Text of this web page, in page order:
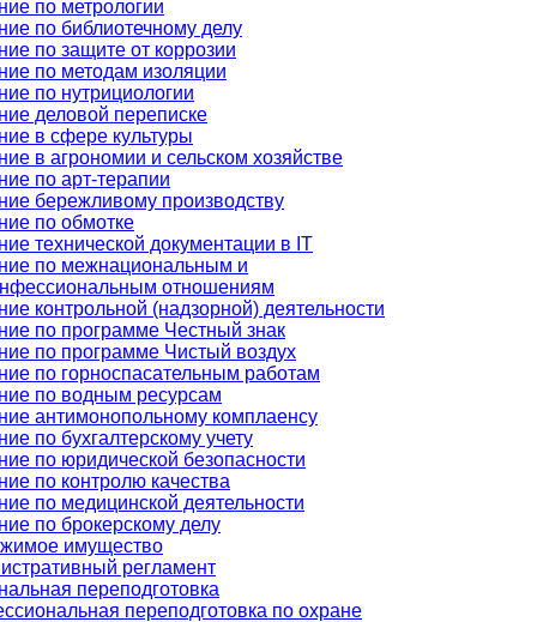
по метрологии
по библиотечному делу
по защите от коррозии
по методам изоляции
по нутрициологии
деловой переписке
в сфере культуры
в агрономии и сельском хозяйстве
по арт-терапии
бережливому производству
по обмотке
технической документации в IT
по межнациональным и
отношениям
контрольной (надзорной) деятельности
по программе Честный знак
по программе Чистый воздух
по горноспасательным работам
по водным ресурсам
антимонопольному комплаенсу
по бухгалтерскому учету
по юридической безопасности
по контролю качества
по медицинской деятельности
по брокерскому делу
имущество
регламент
переподготовка
переподготовка по охране